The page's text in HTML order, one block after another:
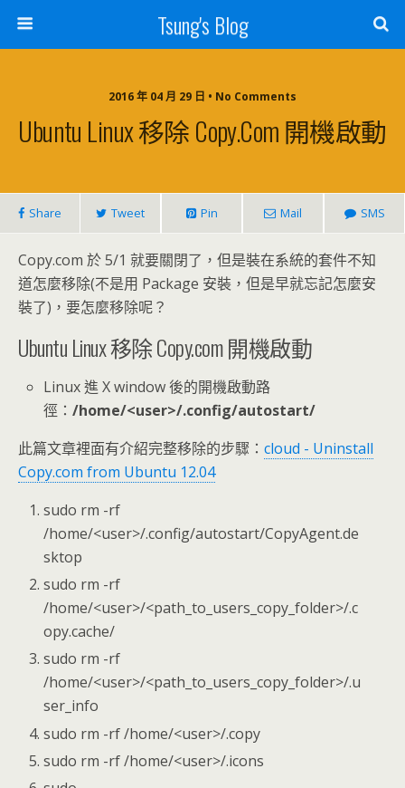
Tsung's Blog
2016 年 04 月 29 日 • No Comments
Ubuntu Linux 移除 Copy.com 開機啟動
Share Tweet Pin Mail SMS
Copy.com 於 5/1 就要關閉了，但是裝在系統的套件不知
道怎麼移除(不是用 Package 安裝，但是早就忘記怎麼安
裝了)，要怎麼移除呢？
Ubuntu Linux 移除 Copy.com 開機啟動
Linux 進 X window 後的開機啟動路
徑：/home/<user>/.config/autostart/
此篇文章裡面有介紹完整移除的步驟： cloud - Uninstall
Copy.com from Ubuntu 12.04
sudo rm -rf
/home/<user>/.config/autostart/CopyAgent.de
sktop
sudo rm -rf
/home/<user>/<path_to_users_copy_folder>/.c
opy.cache/
sudo rm -rf
/home/<user>/<path_to_users_copy_folder>/.u
ser_info
sudo rm -rf /home/<user>/.copy
sudo rm -rf /home/<user>/.icons